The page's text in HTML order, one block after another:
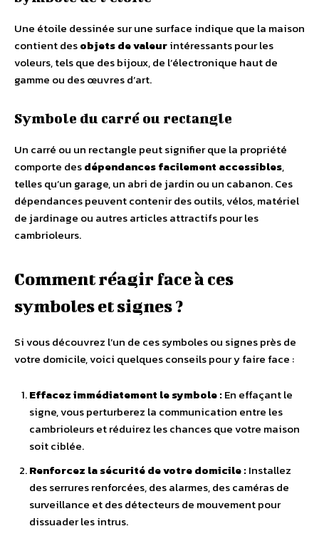
Une étoile dessinée sur une surface indique que la maison
contient desobjets de valeurintéressants pour les
voleurs, tels que des bijoux, de l’électronique haut de
gamme ou des œuvres d’art.
Symbole du carré ou rectangle
Un carré ou un rectangle peut signifier que la propriété
comporte desdépendances facilement accessibles,
telles qu’un garage, un abri de jardin ou un cabanon. Ces
dépendances peuvent contenir des outils, vélos, matériel
de jardinage ou autres articles attractifs pour les
cambrioleurs.
Comment réagir face à ces
symboles et signes ?
Si vous découvrez l’un de ces symboles ou signes près de
votre domicile, voici quelques conseils pour y faire face :
Effacez immédiatement le symbole :En effaçant le
signe, vous perturberez la communication entre les
cambrioleurs et réduirez les chances que votre maison
soit ciblée.
Renforcez la sécurité de votre domicile :Installez
des serrures renforcées, des alarmes, des caméras de
surveillance et des détecteurs de mouvement pour
dissuader les intrus.